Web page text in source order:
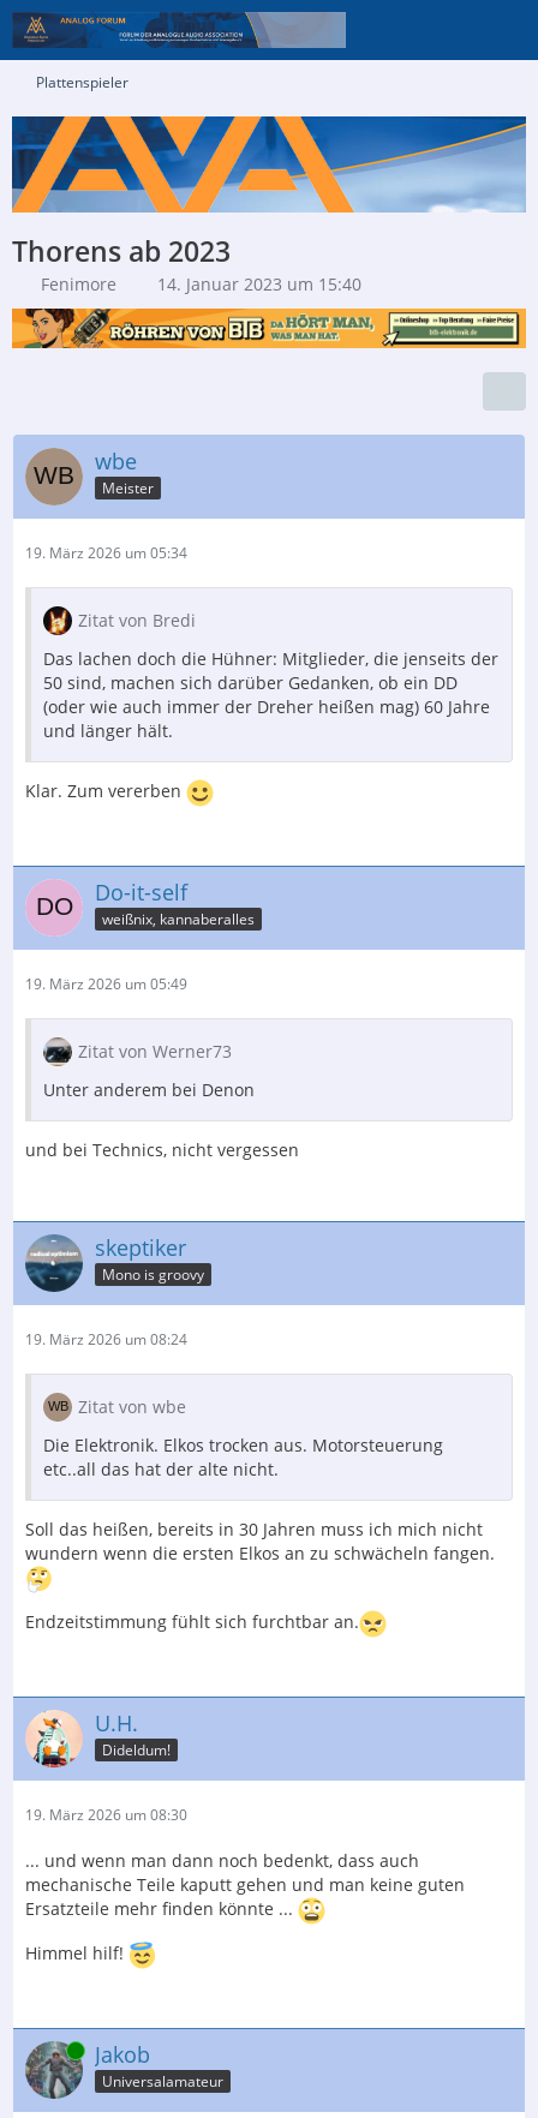
Plattenspieler
Thorens ab 2023
Fenimore 14. Januar 2023 um 15:40
wbe
Meister
19. März 2026 um 05:34
Zitat von Bredi
Das lachen doch die Hühner: Mitglieder, die jenseits der
50 sind, machen sich darüber Gedanken, ob ein DD
(oder wie auch immer der Dreher heißen mag) 60 Jahre
und länger hält.
Klar. Zum vererben
Do-it-self
weißnix, kannaberalles
19. März 2026 um 05:49
Zitat von Werner73
Unter anderem bei Denon
und bei Technics, nicht vergessen
skeptiker
Mono is groovy
19. März 2026 um 08:24
Zitat von wbe
Die Elektronik. Elkos trocken aus. Motorsteuerung
etc..all das hat der alte nicht.
Soll das heißen, bereits in 30 Jahren muss ich mich nicht
wundern wenn die ersten Elkos an zu schwächeln fangen.
Endzeitstimmung fühlt sich furchtbar an.
U.H.
Dideldum!
19. März 2026 um 08:30
... und wenn man dann noch bedenkt, dass auch
mechanische Teile kaputt gehen und man keine guten
Ersatzteile mehr finden könnte ...
Himmel hilf!
Online Jakob
Universalamateur